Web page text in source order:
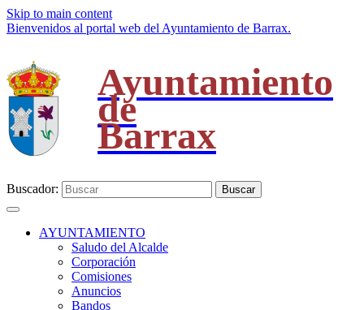
Skip to main content
Bienvenidos al portal web del Ayuntamiento de Barrax.
Ayuntamiento
de
Barrax
Buscador: Buscar
AYUNTAMIENTO
Saludo del Alcalde
Corporación
Comisiones
Anuncios
Bandos